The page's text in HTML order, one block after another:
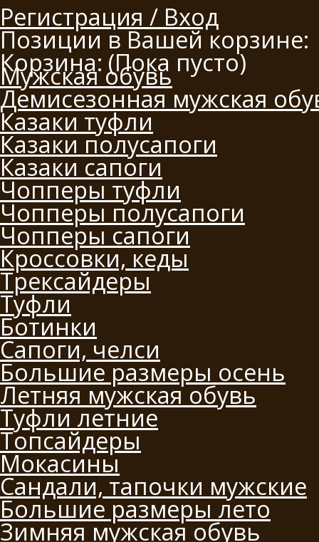
Регистрация / Вход
Позиции в Вашей корзине:
Корзина: (Пока пусто)
Мужская обувь
Демисезонная мужская
Казаки туфли
Казаки полусапоги
Казаки сапоги
Чопперы туфли
Чопперы полусапоги
Чопперы сапоги
Кроссовки, кеды
Трексайдеры
Туфли
Ботинки
Сапоги, челси
Большие размеры осень
Летняя мужская обувь
Туфли летние
Топсайдеры
Мокасины
Сандали, тапочки мужские
Большие размеры лето
Зимняя мужская обувь